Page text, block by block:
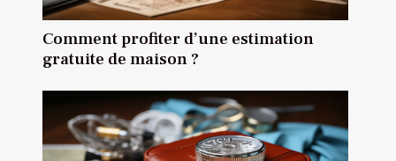
Comment profiter d’une estimation
gratuite de maison ?